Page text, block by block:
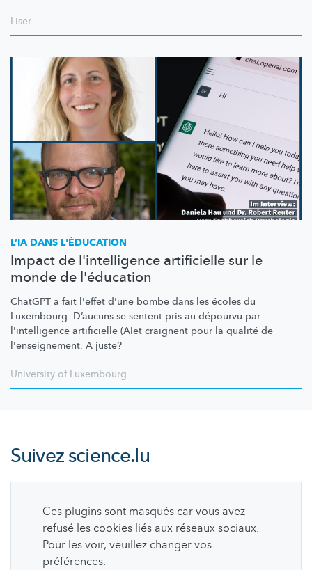
Liser
L’IA DANS L'ÉDUCATION
Impact de l'intelligence artificielle sur le
monde de l'éducation
ChatGPT a fait l'effet d'une bombe dans les écoles du
Luxembourg. D’aucuns se sentent pris au dépourvu par
l'intelligence artificielle (AIet craignent pour la qualité de
l'enseignement. A juste?
University of Luxembourg
Suivezscience.lu
Ces plugins sont masqués car vous avez
refusé les cookies liés aux réseaux sociaux.
Pour les voir, veuillez changer vos
préférences.